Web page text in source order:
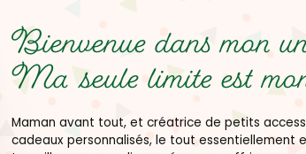
Bienvenue dans mon
Ma seule limite est
Maman avant tout, et créatrice de petits
cadeaux personnalisés, le tout essentiellement